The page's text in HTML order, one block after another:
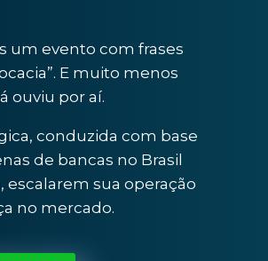
um evento com frases
E muito menos
ouviu por aí.
conduzida com base
de bancas no Brasil
escalarem sua operação
no mercado.